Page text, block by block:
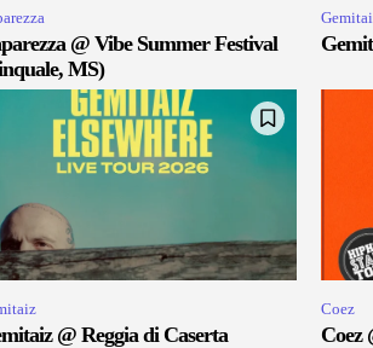
@ Vibe Summer Festival
MS)
@ Reggia di Caserta
Coez
Coez